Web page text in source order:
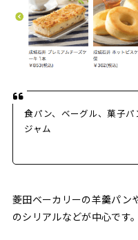
食パン、ベーグル、菓子パ
ジャム
菱田ベーカリーの羊羹パン
のシリアルなどが中心です。